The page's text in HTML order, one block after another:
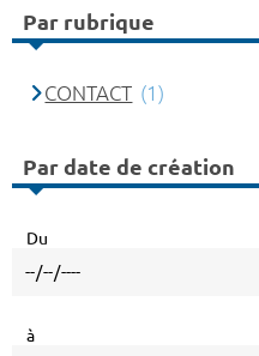
Par rubrique
CONTACT (1)
Par date de création
Du
à